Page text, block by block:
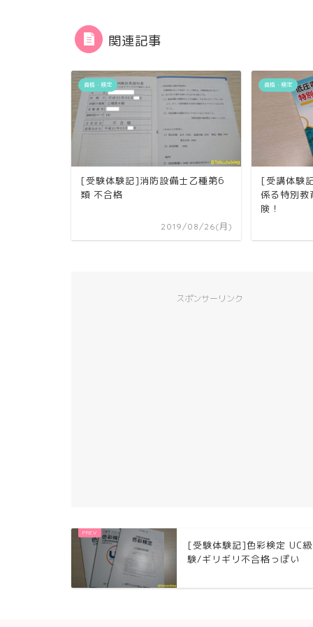
関連記事
資格・検定
[受験体験記]消防設備士乙種第6
類 不合格
2019/08/26(月)
資格・検定
[受講体験
係る特別
険！
スポンサーリンク
[受験体験記]色彩検定 UC
験/ギリギリ不合格っぽい